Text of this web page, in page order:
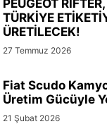
PEUGEOT
TÜRKİYE
ÜRETİLECEK!
27 Temmuz 2026
Fiat Scudo
Üretim Gücüyle
21 Şubat 2026